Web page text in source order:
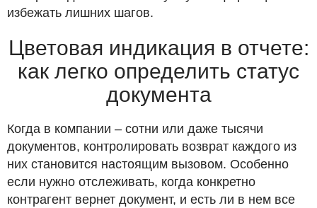
избежать лишних шагов.
Цветовая индикация в отчете:
как легко определить статус
документа
Когда в компании – сотни или даже тысячи
документов, контролировать возврат каждого из
них становится настоящим вызовом. Особенно
если нужно отслеживать, когда конкретно
контрагент вернет документ, и есть ли в нем все